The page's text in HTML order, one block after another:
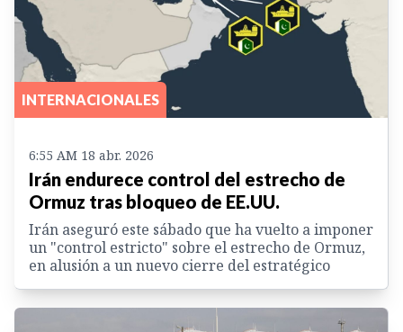
INTERNACIONALES
6:55 AM 18 abr. 2026
Irán endurece control del estrecho de
Ormuz tras bloqueo de EE.UU.
Irán aseguró este sábado que ha vuelto a imponer
un "control estricto" sobre el estrecho de Ormuz,
en alusión a un nuevo cierre del estratégico